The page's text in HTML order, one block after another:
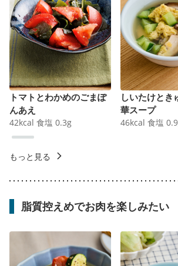
トマトとわかめのごまぽ
んあえ
42kcal 食塩 0.3g
しいたけとき
華スープ
46kcal 食塩 0.9
もっと見る
脂質控えめでお肉を楽しみたい